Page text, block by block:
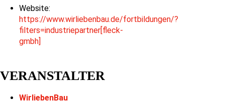
Website:
https://www.wirliebenbau.de/fortbildungen/?
filters=industriepartner[fleck-
gmbh]
VERANSTALTER
WirliebenBau